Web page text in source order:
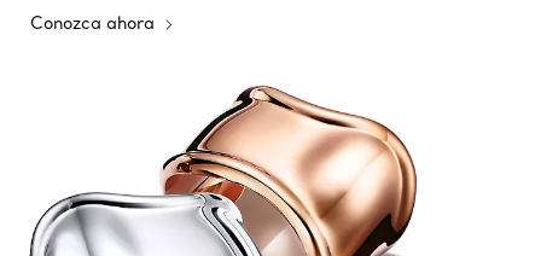
Conozca ahora